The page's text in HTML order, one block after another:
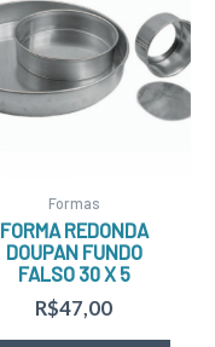
Formas
FORMA REDONDA
DOUPAN FUNDO
FALSO 30 X 5
R$47,00